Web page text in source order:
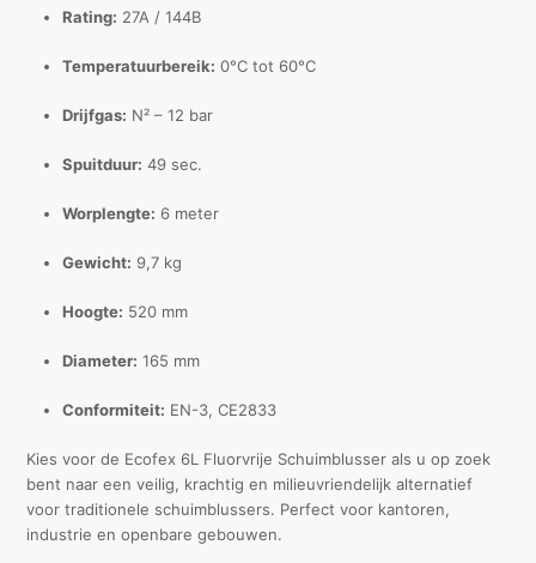
Rating: 27A / 144B
Temperatuurbereik: 0°C tot 60°C
Drijfgas: N² – 12 bar
Spuitduur: 49 sec.
Worplengte: 6 meter
Gewicht: 9,7 kg
Hoogte: 520 mm
Diameter: 165 mm
Conformiteit: EN-3, CE2833
Kies voor de Ecofex 6L Fluorvrije Schuimblusser als u op zoek
bent naar een veilig, krachtig en milieuvriendelijk alternatief
voor traditionele schuimblussers. Perfect voor kantoren,
industrie en openbare gebouwen.